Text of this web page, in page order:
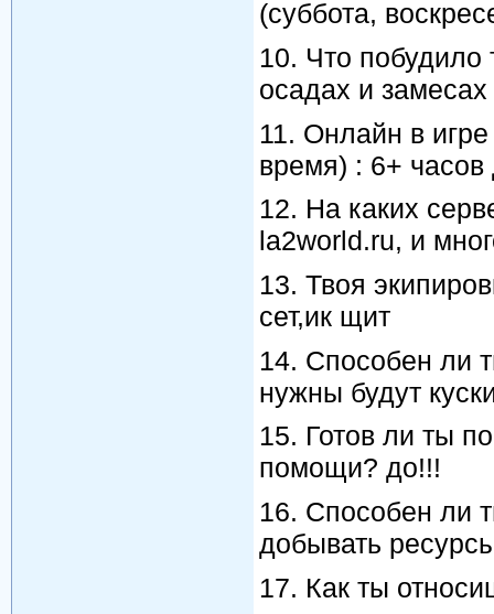
(суббота,
10. Что побудило
осадах и
11. Онлайн в игре
время) : 6+
12. На каких
la2world.ru, и
13. Твоя
сет,ик щит
14. Способен ли
нужны будут
15. Готов ли ты
помощи? до!!!
16. Способен ли
добывать
17. Как ты